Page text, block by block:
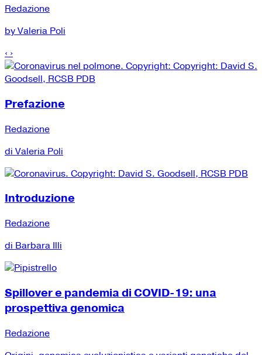
Redazione
by Valeria Poli
‹ ›
Prefazione
Redazione
di Valeria Poli
Introduzione
Redazione
di Barbara Illi
Spillover e pandemia di COVID-19: una
prospettiva genomica
Redazione